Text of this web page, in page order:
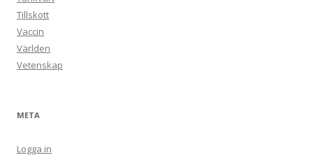
Tillskott
Vaccin
Världen
Vetenskap
META
Logga in